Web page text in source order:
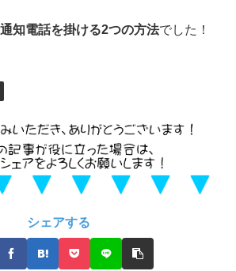
知電話を掛ける2つの方法でした！
シェアする